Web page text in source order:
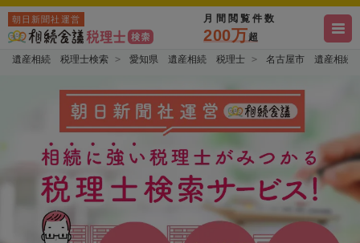
朝日新聞社運営 月間閲覧件数
200万超
遺産相続 税理士検索 愛知県 遺産相続 税理士 名古屋市 遺産相続